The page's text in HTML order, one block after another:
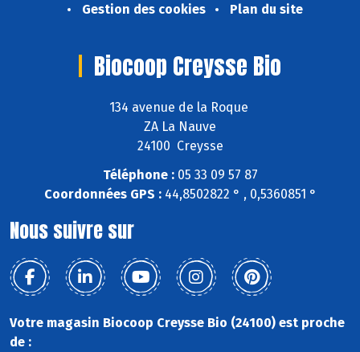
Gestion des cookies
Plan du site
Biocoop Creysse Bio
134 avenue de la Roque
ZA La Nauve
24100 Creysse
Téléphone :05 33 09 57 87
Coordonnées GPS :44,8502822 ° , 0,5360851 °
Nous suivre sur
Votre magasin Biocoop Creysse Bio (24100) est proche
de :